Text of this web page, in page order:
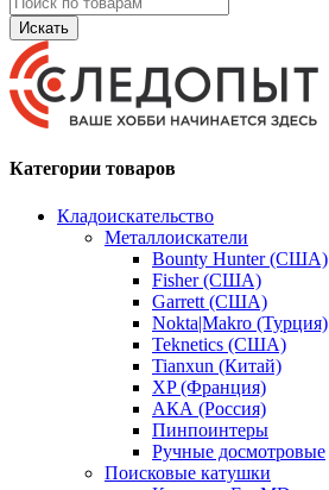
Искать
Категории товаров
Кладоискательство
Металлоискатели
Bounty Hunter (США)
Fisher (США)
Garrett (США)
Nokta|Makro (Турция)
Teknetics (США)
Tianxun (Китай)
XP (Франция)
АКА (Россия)
Пинпоинтеры
Ручные досмотровые
Поисковые катушки